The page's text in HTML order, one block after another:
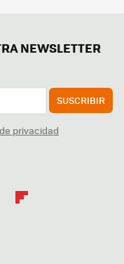
NEWSLETTER
SUSCRIBIR
privacidad